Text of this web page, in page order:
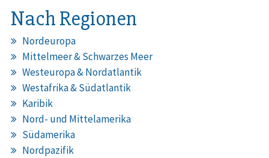
Nach Regionen
Nordeuropa
Mittelmeer & Schwarzes Meer
Westeuropa & Nordatlantik
Westafrika & Südatlantik
Karibik
Nord- und Mittelamerika
Südamerika
Nordpazifik